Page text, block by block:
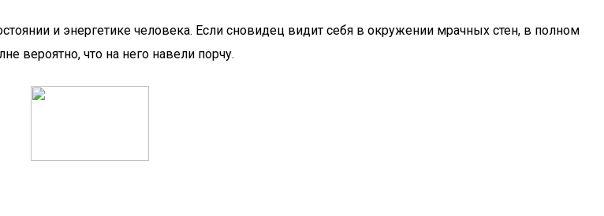
и энергетике человека. Если сновидец видит себя в окружении мрачных стен, в полном
вероятно, что на него навели порчу.